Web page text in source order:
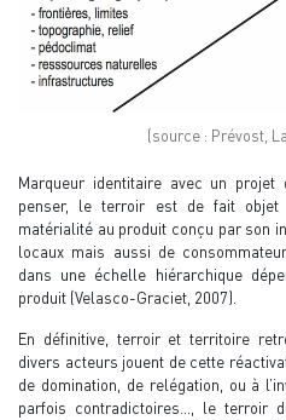
(source : Prévost,
Marqueur identitaire avec un
penser, le terroir est de fait objet
matérialité au produit conçu par son
locaux mais aussi de
dans une échelle hiérarchique
produit (Velasco-Graciet, 2007).
En définitive, terroir et territoire
divers acteurs jouent de cette
de domination, de relégation, ou à
parfois contradictoires…, le terroir